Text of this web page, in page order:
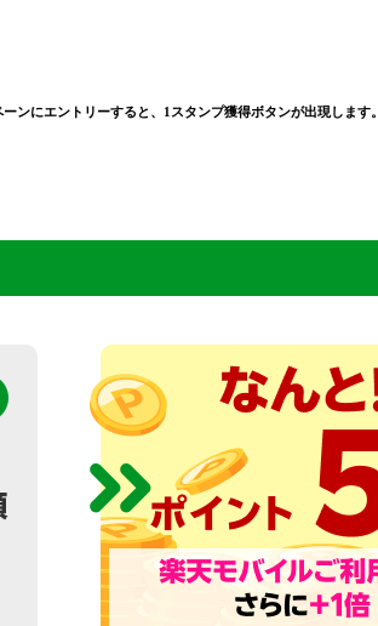
ーンにエントリーすると、1スタンプ獲得ボタンが出現します。